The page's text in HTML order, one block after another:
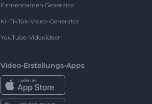
Firmennamen Generator
KI-TikTok-Video-Generator
YouTube-Videoideen
Video-Erstellungs-Apps